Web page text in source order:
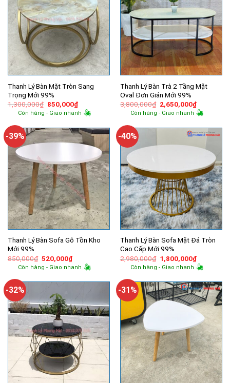
Thanh Lý Bàn Mặt Tròn Sang
Trọng Mới 99%
1,300,000₫ Giá
gốc
là:
850,000₫Giá
hiện
tại
850,000₫.
Còn hàng - Giao nhanh
Thanh Lý Bàn Trà 2 Tầng Mặt
Oval Đơn Giản Mới 99%
3,800,000₫ Giá
gốc
là:
2,650,000₫Giá
hiện
tại
Còn hàng - Giao nhanh
-39%
Thanh Lý Bàn Sofa Gỗ Tồn Kho
Mới 99%
850,000₫ Giá
gốc
là:
520,000₫Giá
hiện
tại
520,000₫.
Còn hàng - Giao nhanh
-40%
Thanh Lý Bàn Sofa Mặt Đá Tròn
Cao Cấp Mới 99%
2,980,000₫ Giá
gốc
là:
1,800,000₫Giá
hiện
tại
Còn hàng - Giao nhanh
-32% -31%